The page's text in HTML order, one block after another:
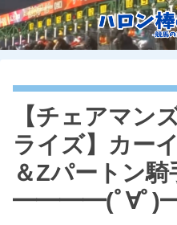
【チェアマン
ライズ】カー
＆Zパートン騎
━━━━(ﾟ∀ﾟ